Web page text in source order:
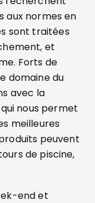
aux normes en
sont traitées
et
Forts de
domaine du
avec la
nous permet
meilleures
peuvent
de piscine,
end et